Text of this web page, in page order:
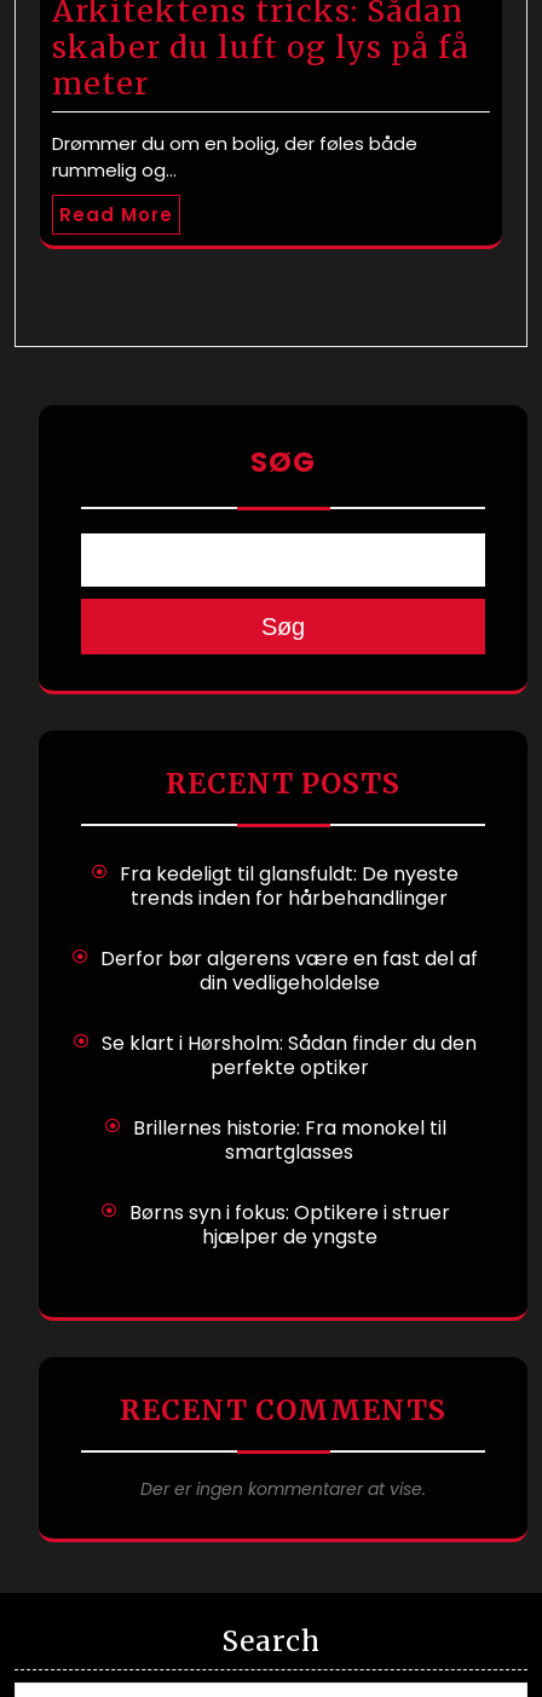
Arkitektens tricks: Sådan
skaber du luft og lys på få
meter
Drømmer du om en bolig, der føles både
rummelig og…
Read More
SØG
Søg
RECENT POSTS
Fra kedeligt til glansfuldt: De nyeste
trends inden for hårbehandlinger
Derfor bør algerens være en fast del af
din vedligeholdelse
Se klart i Hørsholm: Sådan finder du den
perfekte optiker
Brillernes historie: Fra monokel til
smartglasses
Børns syn i fokus: Optikere i struer
hjælper de yngste
RECENT COMMENTS
Der er ingen kommentarer at vise.
Search